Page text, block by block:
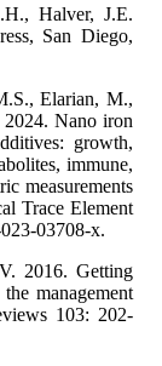
Halver, J.E.
San Diego,
Elarian, M.,
Nano iron
growth,
immune,
measurements
Trace Element
03708-x.
2016. Getting
management
103: 202-